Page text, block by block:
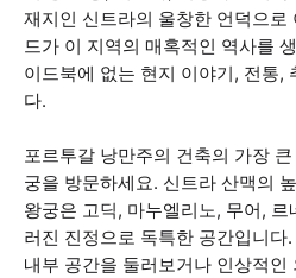
재지인 신트라의 울창한 언덕으로
드가 이 지역의 매혹적인 역사를
이드북에 없는 현지 이야기, 전통,
다.
포르투갈 낭만주의 건축의 가장
궁을 방문하세요. 신트라 산맥의
왕궁은 고딕, 마누엘리노, 무어,
러진 진정으로 독특한 공간입니
내부 공간을 둘러보거나 인상적인